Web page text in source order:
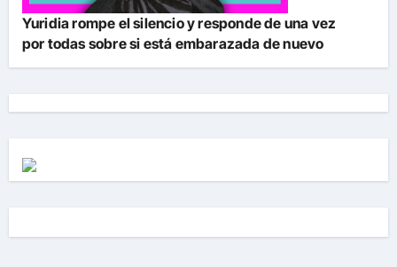
Yuridia rompe el silencio y responde de una vez
por todas sobre si está embarazada de nuevo